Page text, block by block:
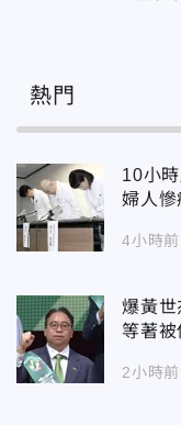
熱門
10小
婦人慘
4小時前
爆黃世
等著
2小時前